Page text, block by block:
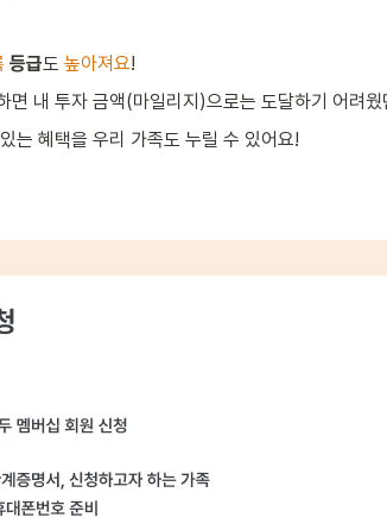
등급도 높아져요!
면 내 투자 금액(마일리지)으로는 도달하기 어려
는 혜택을 우리 가족도 누릴 수 있어요!